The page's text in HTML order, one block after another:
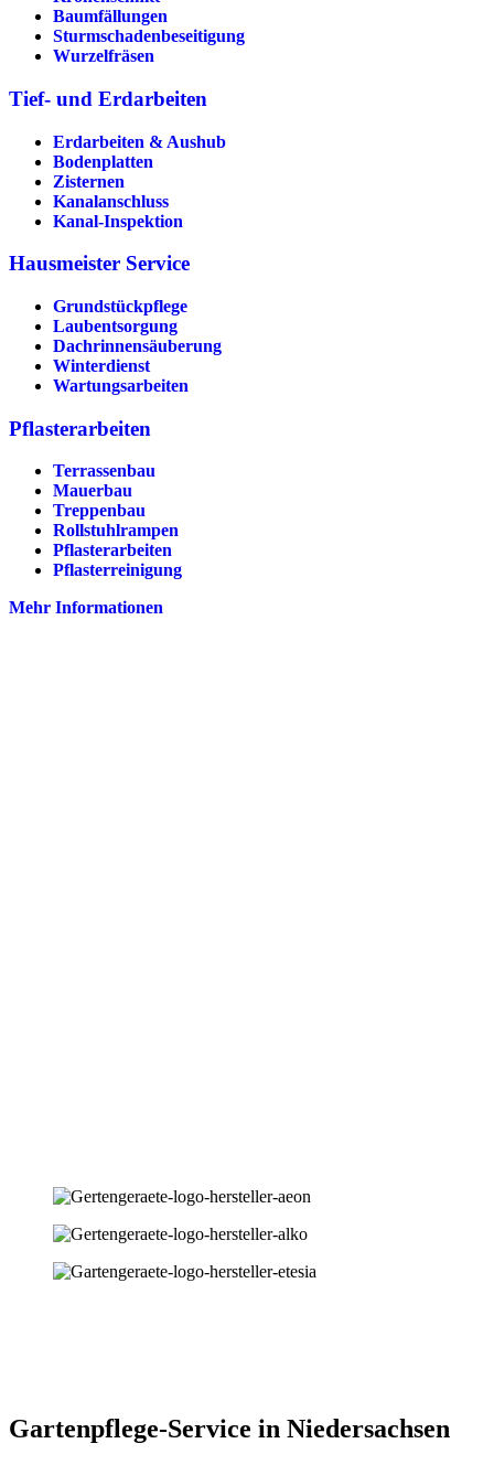
Baumfällungen
Sturmschadenbeseitigung
Wurzelfräsen
Tief- und Erdarbeiten
Erdarbeiten & Aushub
Bodenplatten
Zisternen
Kanalanschluss
Kanal-Inspektion
Hausmeister Service
Grundstückpflege
Laubentsorgung
Dachrinnen­säuberung
Winterdienst
Wartungsarbeiten
Pflasterarbeiten
Terrassenbau
Mauerbau
Treppenbau
Rollstuhlrampen
Pflasterarbeiten
Pflasterreinigung
Mehr Informationen
Gartenpflege-Service in Niedersachsen